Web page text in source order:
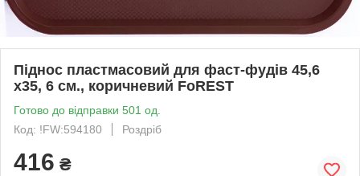
Піднос пластмасовий для фаст-фудів 45,6
х35, 6 см., коричневий FoREST
Готово до відправки 501 од.
Код: !FW:594180
Роздріб
416 ₴